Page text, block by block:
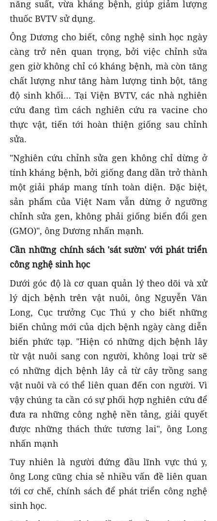
năng suất, vừa kháng bệnh, giúp giảm lượng
thuốc BVTV sử dụng.
Ông Dương cho biết, công nghệ sinh học ngày
càng trở nên quan trọng, bởi việc chỉnh sửa
gen giờ không chỉ có kháng bệnh, mà còn tăng
chất lượng như tăng hàm lượng tinh bột, tăng
độ sinh khối… Tại Viện BVTV, các nhà nghiên
cứu đang tìm cách nghiên cứu ra vacine cho
thực vật, tiến tới hoàn thiện giống sau chỉnh
sửa.
"Nghiên cứu chỉnh sửa gen không chỉ dừng ở
tính kháng bệnh, bởi giống đang dần trở thành
một giải pháp mang tính toàn diện. Đặc biệt,
sản phẩm của Việt Nam vẫn dừng ở ngưỡng
chỉnh sửa gen, không phải giống biến đổi gen
(GMO)", ông Dương nhấn mạnh.
Cần những chính sách 'sát sườn' với phát triển
công nghệ sinh học
Dưới góc độ là cơ quan quản lý theo dõi và xử
lý dịch bệnh trên vật nuôi, ông Nguyễn Văn
Long, Cục trưởng Cục Thú y cho biết những
biến chủng mới của dịch bệnh ngày càng diễn
biến phức tạp. "Hiện có những dịch bệnh lây
từ vật nuôi sang con người, không loại trừ sẽ
có những dịch bệnh lây cả từ cây trồng sang
vật nuôi và có thể liên quan đến con người. Vì
vậy chúng ta cần có sự phối hợp nghiên cứu để
đưa ra những công nghệ nền tảng, giải quyết
được những thách thức tương lai", ông Long
nhấn mạnh
Tuy nhiên là người đứng đầu lĩnh vực thú y,
ông Long cũng chia sẻ nhiều vấn đề liên quan
tới cơ chế, chính sách để phát triển công nghệ
sinh học.